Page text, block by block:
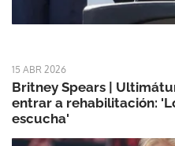
15 ABR 2026
Britney Spears |
entrar a rehabilitación:
escucha'